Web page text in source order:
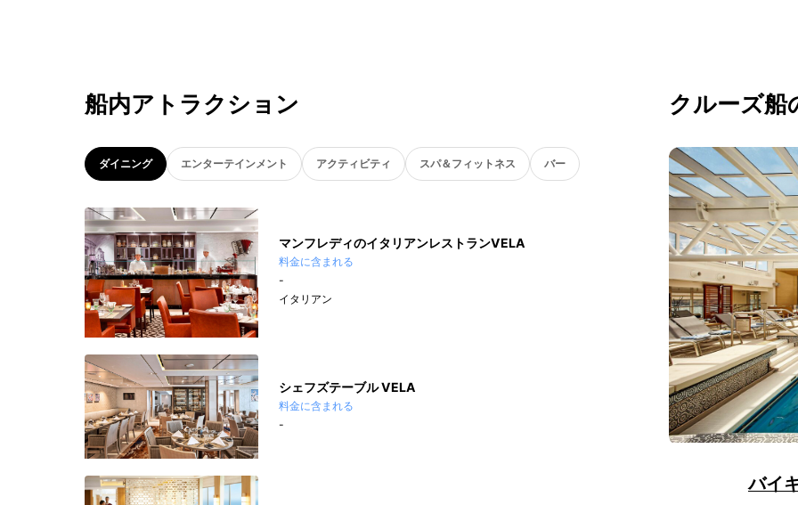
船内アトラクション
ダイニング エンターテインメント アクティビティ スパ＆フィットネス バー
マンフレディのイタリアンレストランVELA
料金に含まれる
-
イタリアン
シェフズテーブル VELA
料金に含まれる
-
クルーズ船
バイ